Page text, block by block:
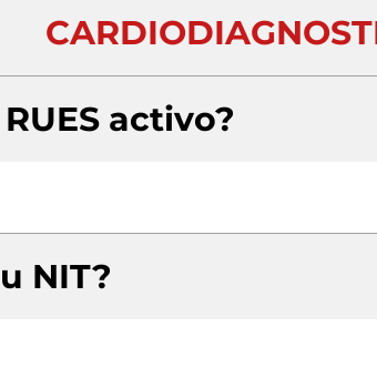
activo?
NIT?